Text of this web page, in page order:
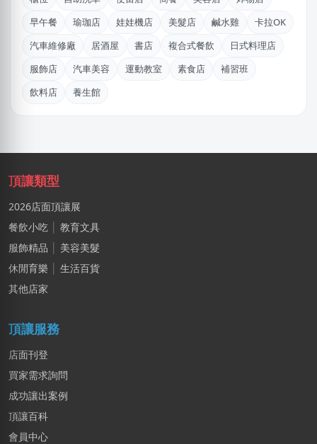
陳X姐
桃園市｜預算 10萬元以下
姜X炮
桃園市｜預算 30萬~50萬元
廖X臻
台北市｜預算 30萬~50萬元
張X偉
台中市｜預算 10萬元以下
早午餐
瑜珈店 娃娃機店 美髮店 鹹水雞
卡拉OK
汽車維修廠
居酒屋 書店 複合式餐飲
日式料理店
服飾店
汽車美容 運動教室 素食店
補習班
飲料店
養生館
頂讓類型
2026店面頂讓展
餐飲小吃
教育文具
服飾精品
美容美髮
休閒育樂
生活百貨
其他店家
頂讓服務
店面刊登
買家需求詢問
成功讓出案例
頂讓百科
會員中心